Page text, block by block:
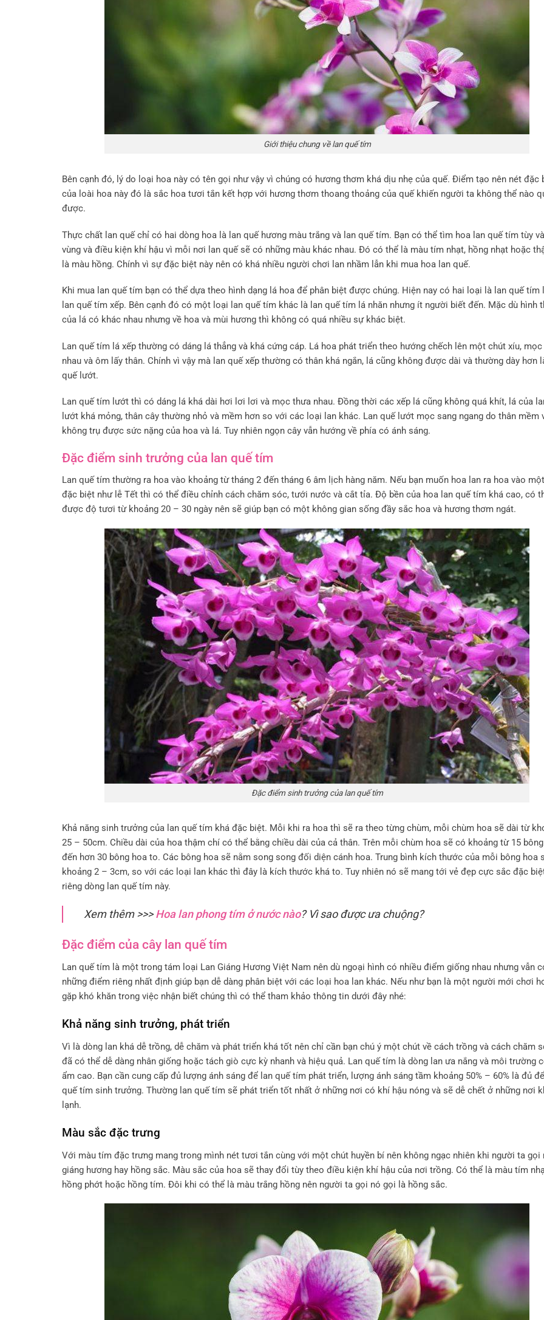
Giới thiệu chung về lan quế tím
Bên cạnh đó, lý do loại hoa này có tên gọi như vậy vì chúng có hương thơm khá dịu nhẹ của quế. Điểm tạo nên nét đặc
của loài hoa này đó là sắc hoa tươi tắn kết hợp với hương thơm thoang thoảng của quế khiến người ta không thể nào
được.
Thực chất lan quế chỉ có hai dòng hoa là lan quế hương màu trắng và lan quế tím. Bạn có thể tìm hoa lan quế tím tùy
vùng và điều kiện khí hậu vì mỗi nơi lan quế sẽ có những màu khác nhau. Đó có thể là màu tím nhạt, hồng nhạt hoặc
là màu hồng. Chính vì sự đặc biệt này nên có khá nhiều người chơi lan nhầm lẫn khi mua hoa lan quế.
Khi mua lan quế tím bạn có thể dựa theo hình dạng lá hoa để phân biệt được chúng. Hiện nay có hai loại là lan quế tím
lan quế tím xếp. Bên cạnh đó có một loại lan quế tím khác là lan quế tím lá nhăn nhưng ít người biết đến. Mặc dù hình
của lá có khác nhau nhưng về hoa và mùi hương thì không có quá nhiều sự khác biệt.
Lan quế tím lá xếp thường có dáng lá thẳng và khá cứng cáp. Lá hoa phát triển theo hướng chếch lên một chút xíu,
nhau và ôm lấy thân. Chính vì vậy mà lan quế xếp thường có thân khá ngắn, lá cũng không được dài và thường dày hơn
quế lướt.
Lan quế tím lướt thì có dáng lá khá dài hơi lơi lơi và mọc thưa nhau. Đồng thời các xếp lá cũng không quá khít, lá của
lướt khá mỏng, thân cây thường nhỏ và mềm hơn so với các loại lan khác. Lan quế lướt mọc sang ngang do thân mềm
không trụ được sức nặng của hoa và lá. Tuy nhiên ngọn cây vẫn hướng về phía có ánh sáng.
Đặc điểm sinh trưởng của lan quế tím
Lan quế tím thường ra hoa vào khoảng từ tháng 2 đến tháng 6 âm lịch hàng năm. Nếu bạn muốn hoa lan ra hoa vào
đặc biệt như lễ Tết thì có thể điều chỉnh cách chăm sóc, tưới nước và cắt tỉa. Độ bền của hoa lan quế tím khá cao, có
được độ tươi từ khoảng 20 – 30 ngày nên sẽ giúp bạn có một không gian sống đầy sắc hoa và hương thơm ngát.
Đặc điểm sinh trưởng của lan quế tím
Khả năng sinh trưởng của lan quế tím khá đặc biệt. Mỗi khi ra hoa thì sẽ ra theo từng chùm, mỗi chùm hoa sẽ dài từ
25 – 50cm. Chiều dài của hoa thậm chí có thể bằng chiều dài của cả thân. Trên mỗi chùm hoa sẽ có khoảng từ 15
đến hơn 30 bông hoa to. Các bông hoa sẽ nằm song song đối diện cánh hoa. Trung bình kích thước của mỗi bông hoa
khoảng 2 – 3cm, so với các loại lan khác thì đây là kích thước khá to. Tuy nhiên nó sẽ mang tới vẻ đẹp cực sắc đặc
riêng dòng lan quế tím này.
Xem thêm >>>Hoa lan phong tím ở nước nào? Vì sao được ưa chuộng?
Đặc điểm của cây lan quế tím
Lan quế tím là một trong tám loại Lan Giáng Hương Việt Nam nên dù ngoại hình có nhiều điểm giống nhau nhưng vẫn
những điểm riêng nhất định giúp bạn dễ dàng phân biệt với các loại hoa lan khác. Nếu như bạn là một người mới chơi
gặp khó khăn trong việc nhận biết chúng thì có thể tham khảo thông tin dưới đây nhé:
Khả năng sinh trưởng, phát triển
Vì là dòng lan khá dễ trồng, dễ chăm và phát triển khá tốt nên chỉ cần bạn chú ý một chút về cách trồng và cách chăm
đã có thể dễ dàng nhân giống hoặc tách giò cực kỳ nhanh và hiệu quả. Lan quế tím là dòng lan ưa nắng và môi trường
ẩm cao. Bạn cần cung cấp đủ lượng ánh sáng để lan quế tím phát triển, lượng ánh sáng tầm khoảng 50% – 60% là đủ
quế tím sinh trưởng. Thường lan quế tím sẽ phát triển tốt nhất ở những nơi có khí hậu nóng và sẽ dễ chết ở những nơi
lạnh.
Màu sắc đặc trưng
Với màu tím đặc trưng mang trong mình nét tươi tắn cùng với một chút huyền bí nên không ngạc nhiên khi người ta gọi
giáng hương hay hồng sắc. Màu sắc của hoa sẽ thay đổi tùy theo điều kiện khí hậu của nơi trồng. Có thể là màu tím
hồng phớt hoặc hồng tím. Đôi khi có thể là màu trắng hồng nên người ta gọi nó gọi là hồng sắc.